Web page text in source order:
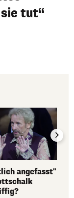
tut“
angefasst":